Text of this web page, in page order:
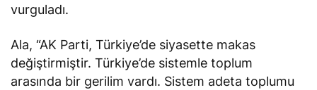
vurguladı.
Ala, “AK Parti, Türkiye’de siyasette makas
değiştirmiştir. Türkiye’de sistemle toplum
arasında bir gerilim vardı. Sistem adeta toplumu